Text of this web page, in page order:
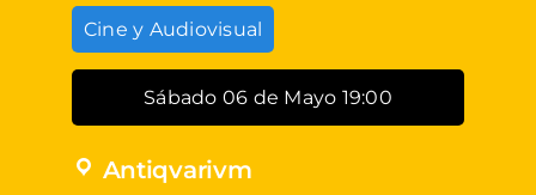
Cine y Audiovisual
Sábado 06 de Mayo 19:00
Antiqvarivm